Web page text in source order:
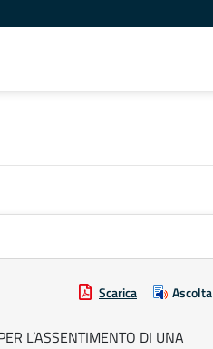
Scarica Ascolta
L’ASSENTIMENTO DI UNA